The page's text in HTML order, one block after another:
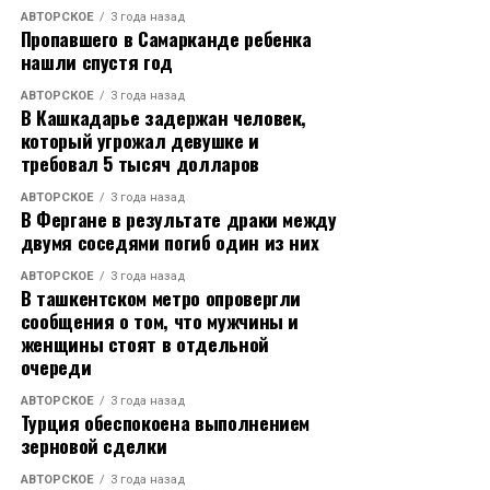
подъем их для погрузки или перемещения может
понадобиться два или более человека. Бытовые
приборы, электроинструменты и другие устройства
можно подключать непосредственно к
стандартным розеткам на передней панели
генератора. Кроме того, многие модели оснащены
вилкой с поворотным замком, которая может
обеспечивать напряжение до 240 В и
использоваться для питания цепей в доме с
помощью ручного переключателя резерва.
Инверторные
Хотя генераторы инверторного типа, как и их
стандартные собратья, обычно портативны, мы
группируем их отдельно, поскольку они
существенно и технически отличаются по принципу
работы. Как и большинство генераторов,
инверторные генераторы обеспечивают
напряжение переменного тока напряжением
АВТОРСКОЕ 3 года назад
Пропавшего в Самарканде ребенка
нашли спустя год
АВТОРСКОЕ 3 года назад
В Кашкадарье задержан человек,
который угрожал девушке и
требовал 5 тысяч долларов
АВТОРСКОЕ 3 года назад
В Фергане в результате драки между
двумя соседями погиб один из них
АВТОРСКОЕ 3 года назад
В ташкентском метро опровергли
сообщения о том, что мужчины и
женщины стоят в отдельной
очереди
АВТОРСКОЕ 3 года назад
Турция обеспокоена выполнением
зерновой сделки
АВТОРСКОЕ 3 года назад